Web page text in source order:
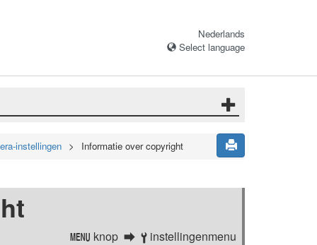
Nederlands
Select language
instellingen Informatie over copyright
G knop B instellingenmenu